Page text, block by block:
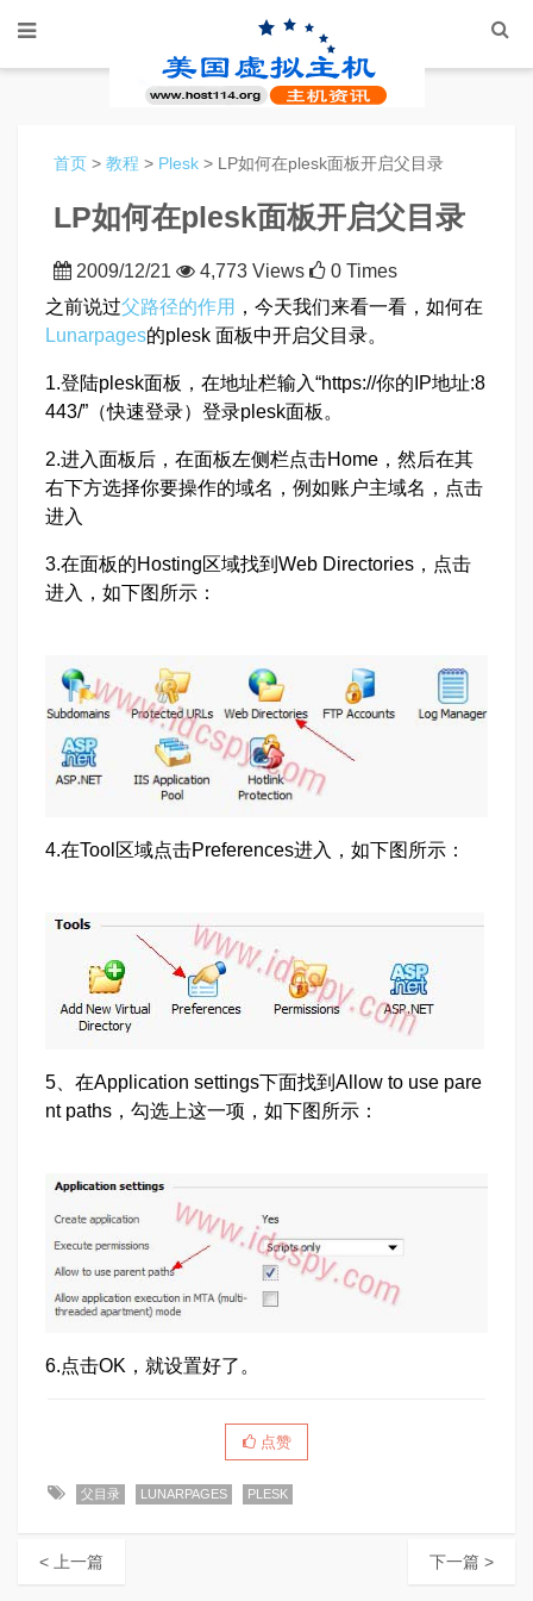
首页 > 教程 > Plesk > LP如何在plesk面板开启父目录
LP如何在plesk面板开启父目录
2009/12/21 4,773 Views
0 Times
之前说过父路径的作用 ，今天我们来看一看，如何在
Lunarpages的plesk 面板中开启父目录。
1.登陆plesk面板，在地址栏输入“https://你的IP地址:8
443/”（快速登录）登录plesk面板。
2.进入面板后，在面板左侧栏点击Home，然后在其
右下方选择你要操作的‌域名，例如账户主域名，点击
进入
3.在面板的Hosting区域找到Web Directories，点击
进入，如下图所示：
4.在Tool区域点击Preferences进入，如下图所示：
5、在Application settings下面找到Allow to use pare
nt paths，勾选上这一项，如下图所示：
6.点击OK，就设置好了。
点赞
父目录 LUNARPAGES PLESK
< 上一篇 下一篇 >